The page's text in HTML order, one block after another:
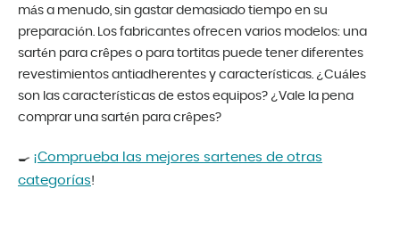
más a menudo, sin gastar demasiado tiempo en su
preparación. Los fabricantes ofrecen varios modelos: una
sartén para crêpes o para tortitas puede tener diferentes
revestimientos antiadherentes y características. ¿Cuáles
son las características de estos equipos? ¿Vale la pena
comprar una sartén para crêpes?
🍳 ¡Comprueba las mejores sartenes de otras
categorías!